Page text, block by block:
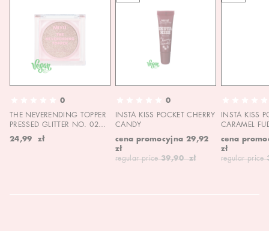
0
THE NEVERENDING TOPPER
PRESSED GLITTER NO. 02
MOON CHILD
24,99 zł
0
INSTA KISS POCKET CHERRY
CANDY
cena promocyjna 29,92
zł
regular price 39,90 zł
INSTA KISS
CARAMEL
cena
zł
regular price